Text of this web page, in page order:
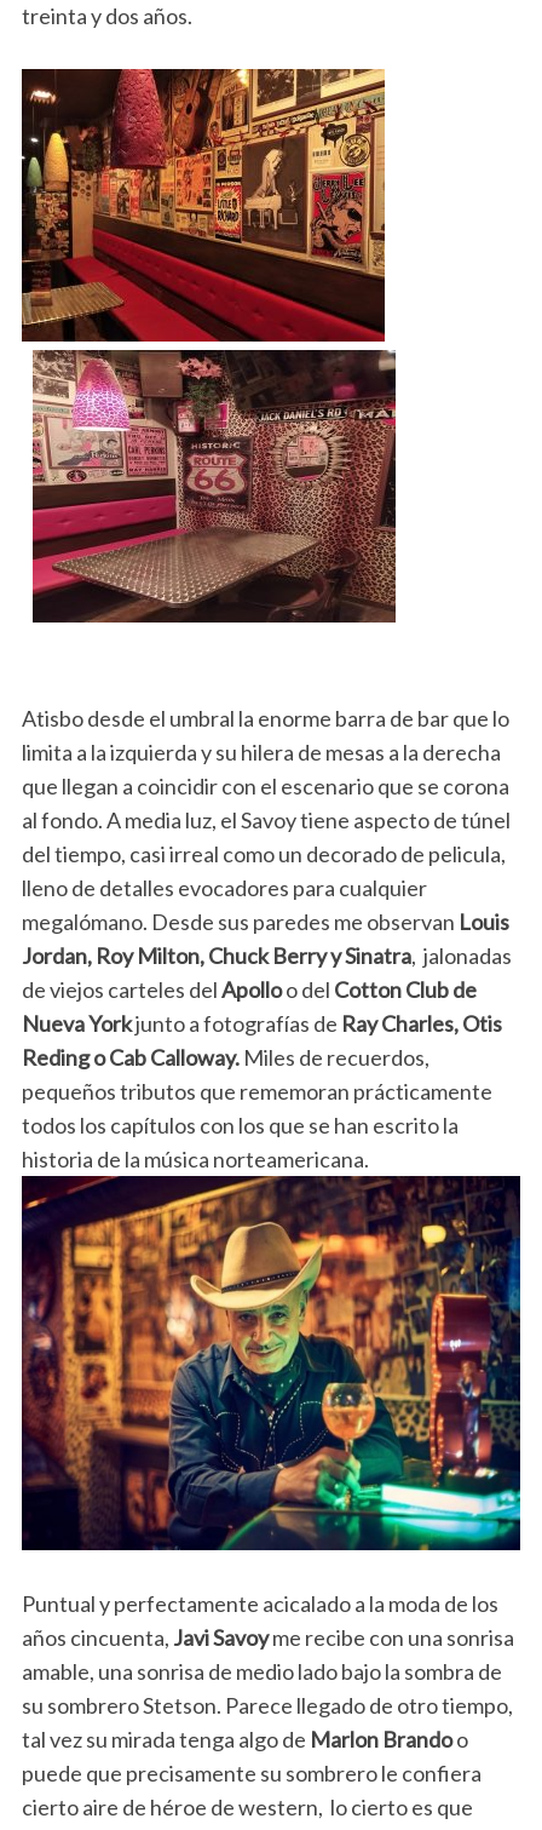
treinta y dos años.
Atisbo desde el umbral la enorme barra de bar que lo
limita a la izquierda y su hilera de mesas a la derecha
que llegan a coincidir con el escenario que se corona
al fondo. A media luz, el Savoy tiene aspecto de túnel
del tiempo, casi irreal como un decorado de pelicula,
lleno de detalles evocadores para cualquier
megalómano. Desde sus paredes me observan Louis
Jordan, Roy Milton, Chuck Berry y Sinatra, jalonadas
de viejos carteles delApolloo del Cotton Club de
Nueva Yorkjunto a fotografías de Ray Charles, Otis
Reding o Cab Calloway.Miles de recuerdos,
pequeños tributos que rememoran prácticamente
todos los capítulos con los que se han escrito la
historia de la música norteamericana.
Puntual y perfectamente acicalado a la moda de los
años cincuenta, Javi Savoyme recibe con una sonrisa
amable, una sonrisa de medio lado bajo la sombra de
su sombrero Stetson. Parece llegado de otro tiempo,
tal vez su mirada tenga algo de Marlon Brandoo
puede que precisamente su sombrero le confiera
cierto aire de héroe de western, lo cierto es que